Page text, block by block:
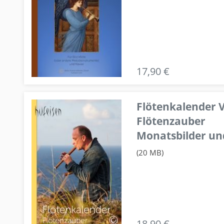
17,90 €
Flötenkalender
Flötenzauber
Monatsbilder
(20 MB)